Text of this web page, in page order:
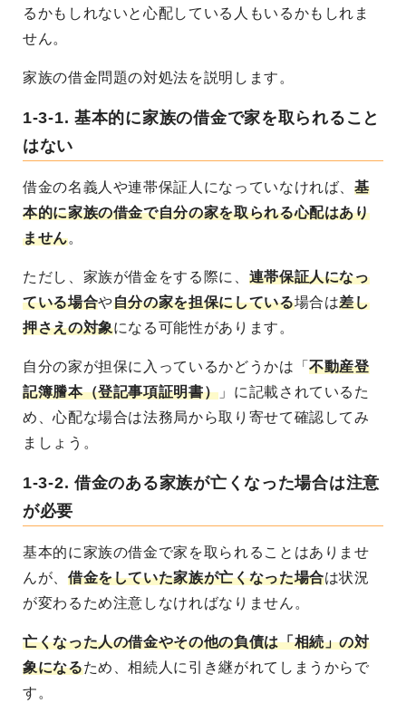
るかもしれないと心配している人もいるかもしれま
せん。
家族の借金問題の対処法を説明します。
1-3-1. 基本的に家族の借金で家を取られること
はない
借金の名義人や連帯保証人になっていなければ、基
本的に家族の借金で自分の家を取られる心配はあり
ません。
ただし、家族が借金をする際に、 連帯保証人になっ
ている場合や自分の家を担保にしている場合は差し
押さえの対象になる可能性があります。
自分の家が担保に入っているかどうかは「不動産登
記簿謄本（登記事項証明書） 」に記載されているた
め、心配な場合は法務局から取り寄せて確認してみ
ましょう。
1-3-2. 借金のある家族が亡くなった場合は注意
が必要
基本的に家族の借金で家を取られることはありませ
んが、 借金をしていた家族が亡くなった場合は状況
が変わるため注意しなければなりません。
亡くなった人の借金やその他の負債は「相続」の対
象になるため、相続人に引き継がれてしまうからで
す。